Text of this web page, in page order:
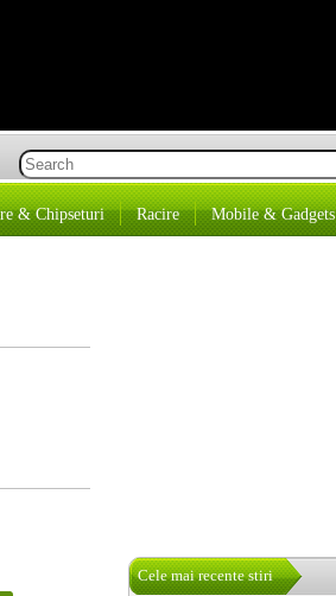
& Chipseturi Racire Mobile & Gadgets
Cele mai recente stiri